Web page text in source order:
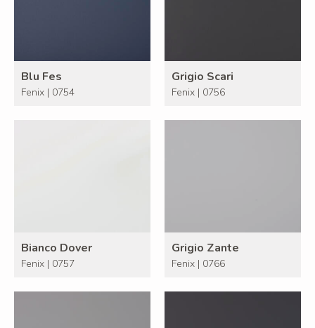
Blu Fes
Fenix | 0754
Grigio Scari
Fenix | 0756
Bianco Dover
Fenix | 0757
Grigio Zante
Fenix | 0766